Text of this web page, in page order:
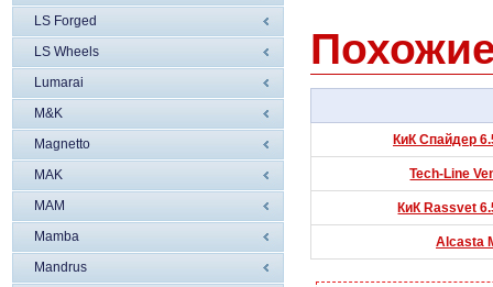
LS Forged
LS Wheels
Lumarai
M&K
Magnetto
MAK
MAM
Mamba
Mandrus
КиК Спайдер
Tech-Line
КиК Rassvet
Alcasta